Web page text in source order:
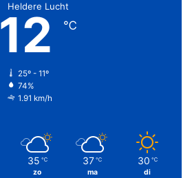
Heldere Lucht
12 ℃
25º - 11º
74%
1.91 km/h
35 ℃
zo
37 ℃
ma
30 ℃
di